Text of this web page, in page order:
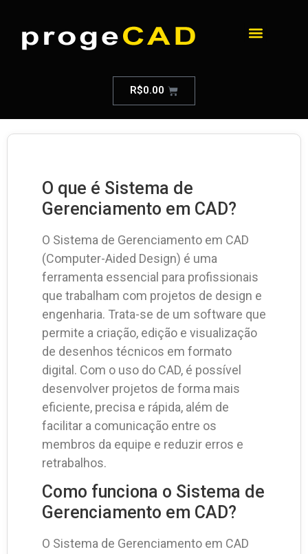
R$0.00
O que é Sistema de
Gerenciamento em CAD?
O Sistema de Gerenciamento em CAD
(Computer-Aided Design) é uma
ferramenta essencial para profissionais
que trabalham com projetos de design e
engenharia. Trata-se de um software que
permite a criação, edição e visualização
de desenhos técnicos em formato
digital. Com o uso do CAD, é possível
desenvolver projetos de forma mais
eficiente, precisa e rápida, além de
facilitar a comunicação entre os
membros da equipe e reduzir erros e
retrabalhos.
Como funciona o Sistema de
Gerenciamento em CAD?
O Sistema de Gerenciamento em CAD